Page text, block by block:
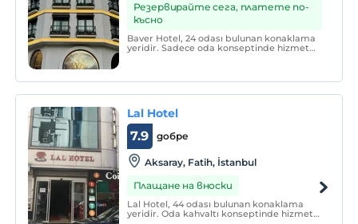
Резервирайте сега, платете по-
късно
Baver Hotel, 24 odası bulunan konaklama
yeridir. Sadece oda konseptinde hizmet
Lal Hotel
добре
7.9
Aksaray, Fatih, İstanbul
Плащане на вноски
Lal Hotel, 44 odası bulunan konaklama
yeridir. Oda kahvaltı konseptinde hizmet